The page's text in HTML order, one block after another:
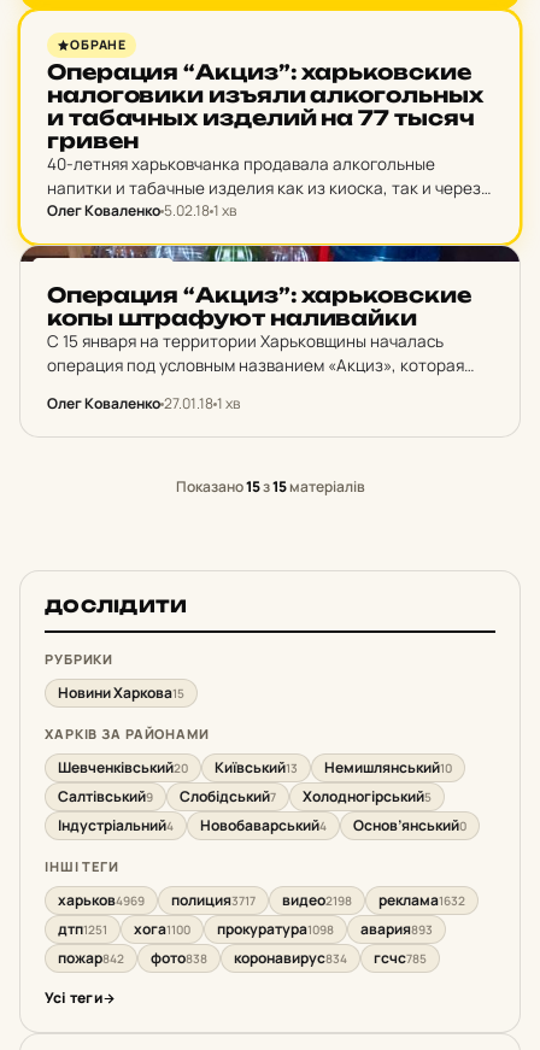
НОВИНИ ХАРКОВА
ОБРАНЕ
Опе­ра­ция “Акциз”: харь­ков­ские
на­ло­го­ви­ки изъяли ал­ко­гольных
и та­бачных из­де­лий на 77 тысяч
гривен
40-летняя харьковчанка продавала алкогольные
напитки и табачные изделия как из киоска, так и через
Интернет, не имея при этом ни регистрации в качестве
лицензии на право…
Олег Коваленко5.02.181 хв
Опе­ра­ция “Акциз”: харь­ков­ские
копы штра­фу­ют на­ли­вай­ки
С 15 января на территории Харьковщины началась
операция под условным названием «Акциз», которая
Олег Коваленко27.01.181 хв
Показано15з15матеріалів
ДОСЛІДИТИ
РУБРИКИ
Новини Харкова15
ХАРКІВ ЗА РАЙОНАМИ
Шевченківський20 Київський13 Немишлянський10
Салтівський9 Слобідський7 Холодногірський5
Індустріальний4 Новобаварський4 Основ’янський0
ІНШІ ТЕГИ
харьков4969 полиция3717 видео2198 реклама1632
дтп1251 хога1100 прокуратура1098 авария893
пожар842 фото838 коронавирус834 гсчс785
Усі теги